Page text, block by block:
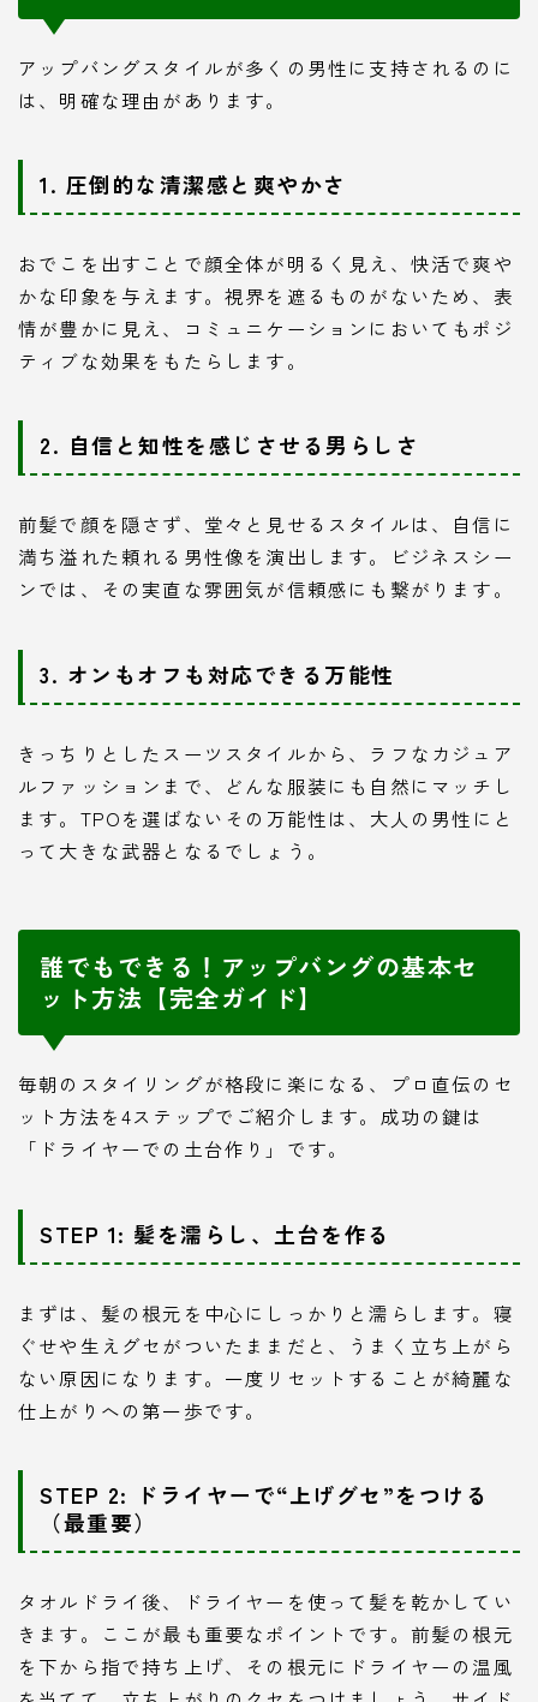
アップバングスタイルが多くの男性に支持されるのに
は、明確な理由があります。
1. 圧倒的な清潔感と爽やかさ
おでこを出すことで顔全体が明るく見え、快活で爽や
かな印象を与えます。視界を遮るものがないため、表
情が豊かに見え、コミュニケーションにおいてもポジ
ティブな効果をもたらします。
2. 自信と知性を感じさせる男らしさ
前髪で顔を隠さず、堂々と見せるスタイルは、自信に
満ち溢れた頼れる男性像を演出します。ビジネスシー
ンでは、その実直な雰囲気が信頼感にも繋がります。
3. オンもオフも対応できる万能性
きっちりとしたスーツスタイルから、ラフなカジュア
ルファッションまで、どんな服装にも自然にマッチし
ます。TPOを選ばないその万能性は、大人の男性にと
って大きな武器となるでしょう。
誰でもできる！アップバングの基本セ
ット方法【完全ガイド】
毎朝のスタイリングが格段に楽になる、プロ直伝のセ
ット方法を4ステップでご紹介します。成功の鍵は
「ドライヤーでの土台作り」です。
STEP 1: 髪を濡らし、土台を作る
まずは、髪の根元を中心にしっかりと濡らします。寝
ぐせや生えグセがついたままだと、うまく立ち上がら
ない原因になります。一度リセットすることが綺麗な
仕上がりへの第一歩です。
STEP 2: ドライヤーで“上げグセ”をつける
（最重要）
タオルドライ後、ドライヤーを使って髪を乾かしてい
きます。ここが最も重要なポイントです。前髪の根元
を下から指で持ち上げ、その根元にドライヤーの温風